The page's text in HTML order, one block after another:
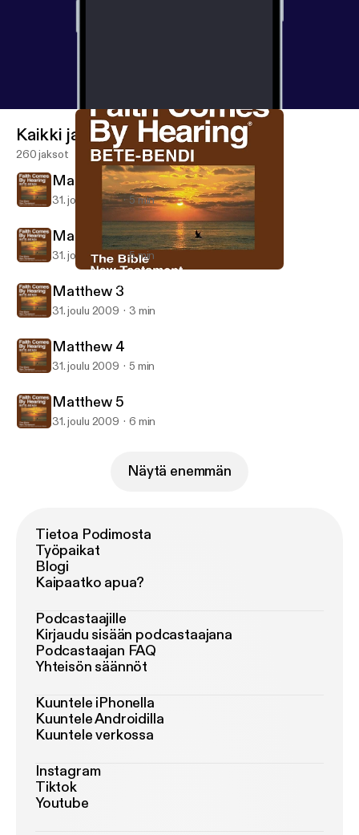
Bete-Bendi Bible (Dramatized)
Kaikki jaksot
260 jaksot
Matthew 1
31. joulu 2009 5 min
Matthew 2
31. joulu 2009 5 min
Matthew 3
31. joulu 2009 3 min
Matthew 4
31. joulu 2009 5 min
Matthew 5
31. joulu 2009 6 min
Näytä enemmän
Tietoa Podimosta
Työpaikat
Blogi
Kaipaatko apua?
Podcastaajille
Kirjaudu sisään podcastaajana
Podcastaajan FAQ
Yhteisön säännöt
Kuuntele iPhonella
Kuuntele Androidilla
Kuuntele verkossa
Instagram
Tiktok
Youtube